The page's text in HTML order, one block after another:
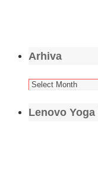
Arhiva
Arhiva
Lenovo